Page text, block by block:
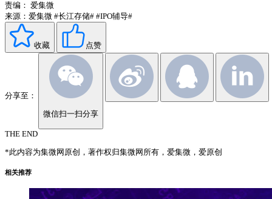
责编： 爱集微
来源：爱集微 #长江存储# #IPO辅导#
收藏 点赞
分享至：
微信扫一扫分享
THE END
*此内容为集微网原创，著作权归集微网所有，爱集微，爱原创
相关推荐